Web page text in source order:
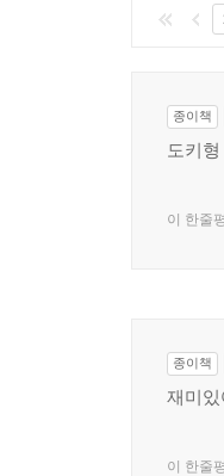
종이책
도키
이 한줄
종이책
재미있
이 한줄